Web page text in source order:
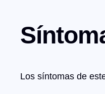
Los síntomas de